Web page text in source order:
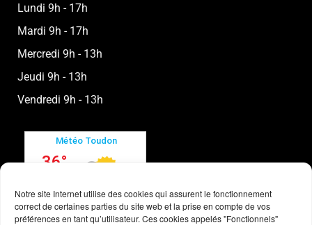
Notre site Internet utilise des cookies qui assurent le fonctionnement
correct de certaines parties du site web et la prise en compte de vos
préférences en tant qu’utilisateur. Ces cookies appelés "Fonctionnels"
Lundi 9h - 17h
Mardi 9h - 17h
Mercredi 9h - 13h
Jeudi 9h - 13h
Vendredi 9h - 13h